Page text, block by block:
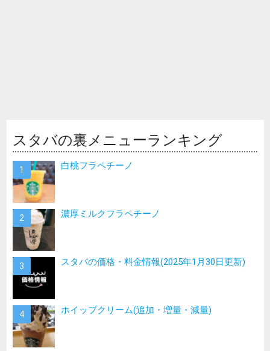
スタバの裏メニューランキング
白桃フラペチーノ
濃厚ミルクフラペチーノ
スタバの価格・料金情報(2025年1月30日更新)
ホイップクリーム(追加・増量・減量)